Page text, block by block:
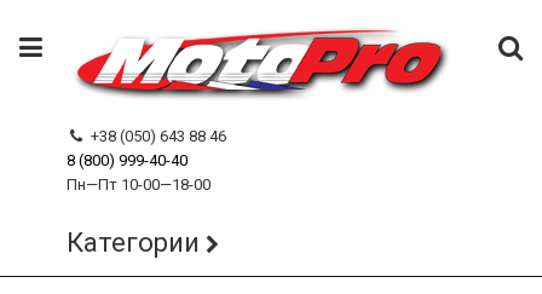
+38 (050) 643 88 46
8 (800) 999-40-40
Пн—Пт 10-00—18-00
Категории